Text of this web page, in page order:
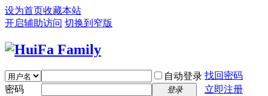
设为首页收藏本站
开启辅助访问 切换到窄版
自动登录 找回密码
密码
登录
立即注册